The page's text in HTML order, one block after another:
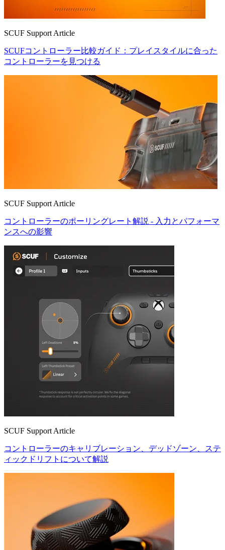
SCUF Support Article
SCUFコントローラー比較ガイド：プレイスタイルに合った
コントローラーを見つける
SCUF Support Article
コントローラーのポーリングレート解説 - 入力とパフォーマ
ンスへの影響
SCUF Support Article
コントローラーのキャリブレーション、デッドゾーン、ステ
ィックドリフトについて解説